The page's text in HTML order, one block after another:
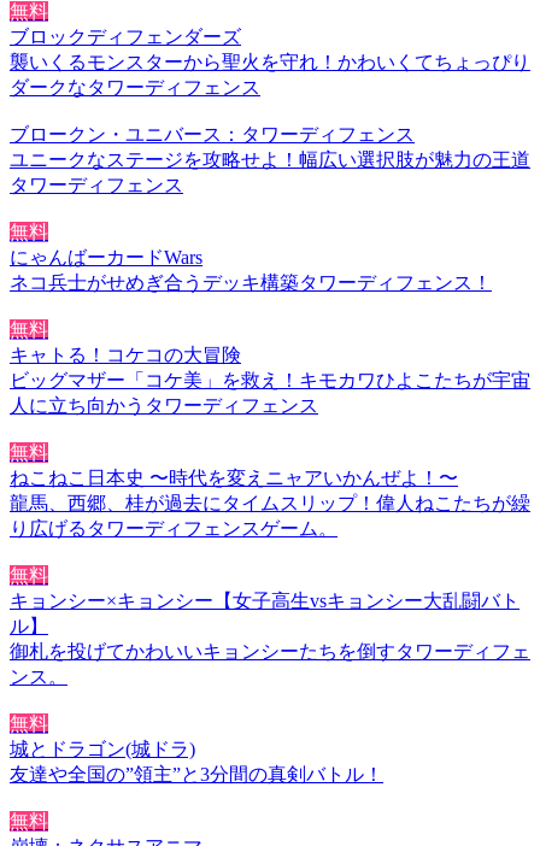
無料
ブロックディフェンダーズ
襲いくるモンスターから聖火を守れ！かわいくてちょっぴり
ダークなタワーディフェンス
ブロークン・ユニバース：タワーディフェンス
ユニークなステージを攻略せよ！幅広い選択肢が魅力の王道
タワーディフェンス
無料
にゃんばーカードWars
ネコ兵士がせめぎ合うデッキ構築タワーディフェンス！
無料
キャトる！コケコの大冒険
ビッグマザー「コケ美」を救え！キモカワひよこたちが宇宙
人に立ち向かうタワーディフェンス
無料
ねこねこ日本史 〜時代を変えニャアいかんぜよ！〜
龍馬、西郷、桂が過去にタイムスリップ！偉人ねこたちが繰
り広げるタワーディフェンスゲーム。
無料
キョンシー×キョンシー【女子高生vsキョンシー大乱闘バト
ル】
御札を投げてかわいいキョンシーたちを倒すタワーディフェ
ンス。
無料
城とドラゴン(城ドラ)
友達や全国の”領主”と3分間の真剣バトル！
無料